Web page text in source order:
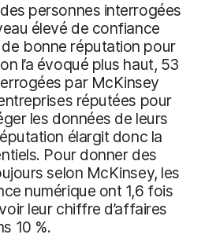
personnes interrogées
élevé de confiance
bonne réputation pour
l’a évoqué plus haut, 53
par McKinsey
réputées pour
les données de leurs
élargit donc la
Pour donner des
selon McKinsey, les
numérique ont 1,6 fois
leur chiffre d’affaires
10 %.